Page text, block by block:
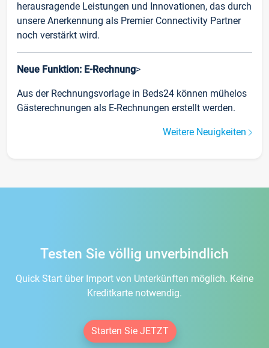
herausragende Leistungen und Innovationen, das durch
unsere Anerkennung als Premier Connectivity Partner
noch verstärkt wird.
Neue Funktion: E-Rechnung>
Aus der Rechnungsvorlage in Beds24 können mühelos
Gästerechnungen als E-Rechnungen erstellt werden.
Weitere Neuigkeiten
Testen Sie völlig unverbindlich
Quick Start über Import von Unterkünften möglich. Keine
Kreditkarte notwendig.
Starten Sie JETZT